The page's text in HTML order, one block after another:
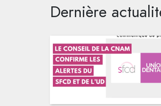
Dernière